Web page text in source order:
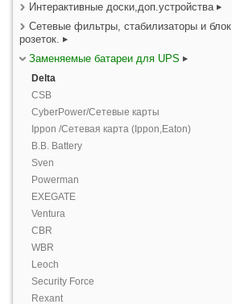
Интерактивные доски,доп.устройства
Сетевые фильтры, стабилизаторы и блок
розеток.
Заменяемые батареи для UPS
Delta
CSB
CyberPower/Сетевые карты
Ippon /Сетевая карта (Ippon,Eaton)
B.B. Battery
Sven
Powerman
EXEGATE
Ventura
CBR
WBR
Leoch
Security Force
Rexant